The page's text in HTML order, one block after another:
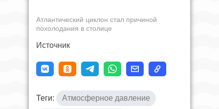
Атлантический циклон стал причиной
похолодания в столице
Источник
Теги: Атмосферное давление